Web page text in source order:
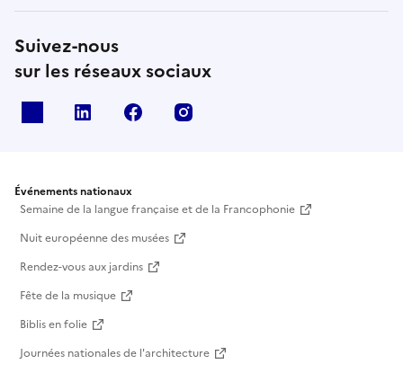
Suivez-nous
sur les réseaux sociaux
Linkedin Facebook
Événements nationaux
Semaine de la langue française et de la Francophonie
Nuit européenne des musées
Rendez-vous aux jardins
Fête de la musique
Biblis en folie
Journées nationales de l'architecture